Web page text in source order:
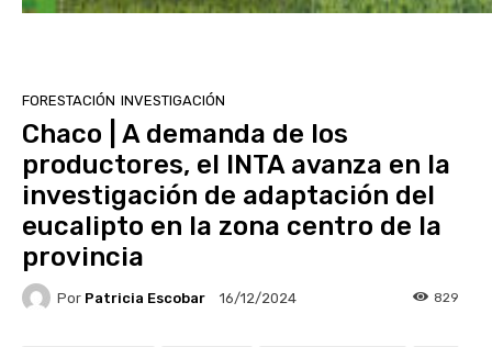
FORESTACIÓN INVESTIGACIÓN
Chaco | A demanda de los
productores, el INTA avanza en la
investigación de adaptación del
eucalipto en la zona centro de la
provincia
Por Patricia Escobar 16/12/2024 829